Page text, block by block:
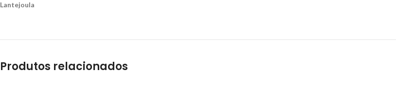
Lantejoula
Produtos relacionados